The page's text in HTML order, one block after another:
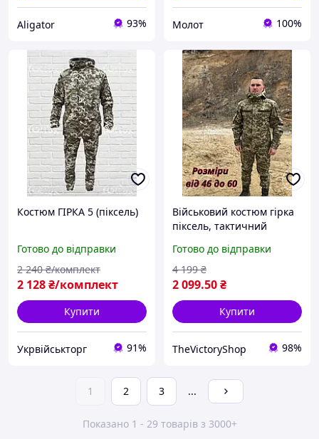
Aligator 93% Молот 100%
Костюм ГІРКА 5 (піксель)
Готово до відправки
2 128₴/комплект
2 240 ₴/комплект
Купити
Укрвійськторг 91%
Військовий костюм гірка
піксель, тактичний
штурмова форма піксель
весна-літо 46 nb5ed
Готово до відправки
2 099.50₴
4 199 ₴
Купити
TheVictoryShop 98%
1 2 3 ...
Показано 1 - 29 товарів з 3000+